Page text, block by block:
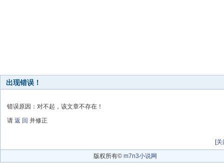
出现错误！
错误原因：对不起，该文章不存在！
请 返 回 并修正
[关
版权所有© m7n3小说网